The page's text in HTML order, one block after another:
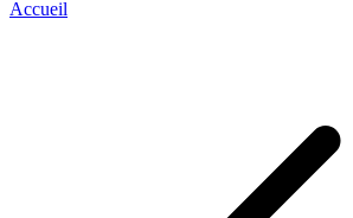
Accueil